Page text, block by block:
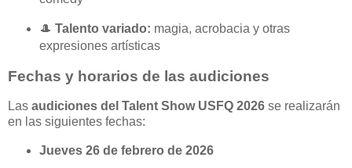
🎩 Talento variado: magia, acrobacia y otras
expresiones artísticas
Fechas y horarios de las audiciones
Las audiciones del Talent Show USFQ 2026 se realizarán
en las siguientes fechas:
Jueves 26 de febrero de 2026